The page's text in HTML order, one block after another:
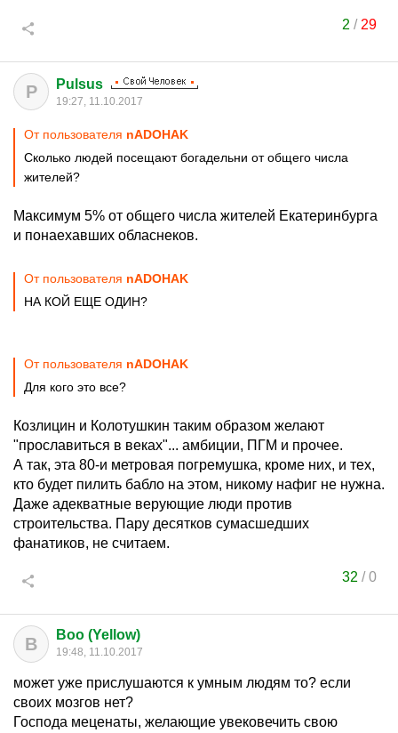
2 / 29
P Pulsus
19:27, 11.10.2017
От пользователя nADOHAK
Сколько людей посещают богадельни от общего числа
жителей?
Максимум 5% от общего числа жителей Екатеринбурга
и понаехавших обласнеков.
От пользователя nADOHAK
НА КОЙ ЕЩЕ ОДИН?
От пользователя nADOHAK
Для кого это все?
Козлицин и Колотушкин таким образом желают
"прославиться в веках"... амбиции, ПГМ и прочее.
А так, эта 80-и метровая погремушка, кроме них, и тех,
кто будет пилить бабло на этом, никому нафиг не нужна.
Даже адекватные верующие люди против
строительства. Пару десятков сумасшедших
фанатиков, не считаем.
32 /0
B Boo (Yellow)
19:48, 11.10.2017
может уже прислушаются к умным людям то? если
своих мозгов нет?
Господа меценаты, желающие увековечить свою